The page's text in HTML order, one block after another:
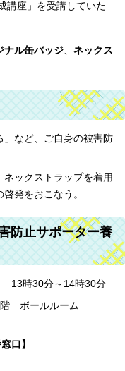
講座」を受講していた
ナル缶バッジ、 ネックス
」など、ご自身の被害防
ックストラップを着用
発をおこなう。
止サポーター養
13時30分～14時30分
ボールルーム
口】